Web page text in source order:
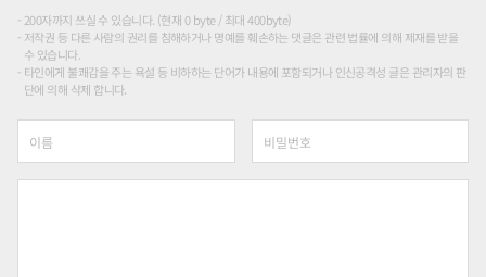
200자까지 쓰실 수 있습니다. (현재 0 byte / 최대 400byte)
저작권 등 다른 사람의 권리를 침해하거나 명예를 훼손하는 댓글은 관련 법률에 의해 제재를 받을
수 있습니다.
타인에게 불쾌감을 주는 욕설 등 비하하는 단어가 내용에 포함되거나 인신공격성 글은 관리자의 판
단에 의해 삭제 합니다.